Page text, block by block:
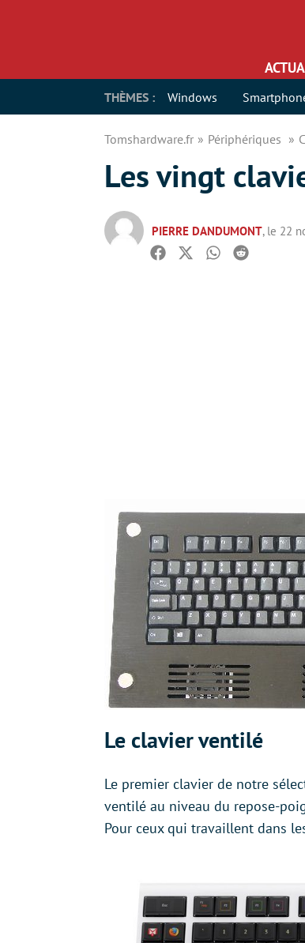
THÈMES : Windows
Tomshardware.fr Périphériques
Les vingt
PIERRE DANDUMONT, le 22
Facebook
TwitterWhatsapp
Reddit
Le clavier ventilé
Le premier clavier de notre
ventilé au niveau du repose-
Pour ceux qui travaillent dans